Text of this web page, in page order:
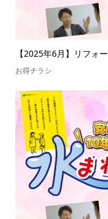
【2025年6月】リフ
お得チラシ